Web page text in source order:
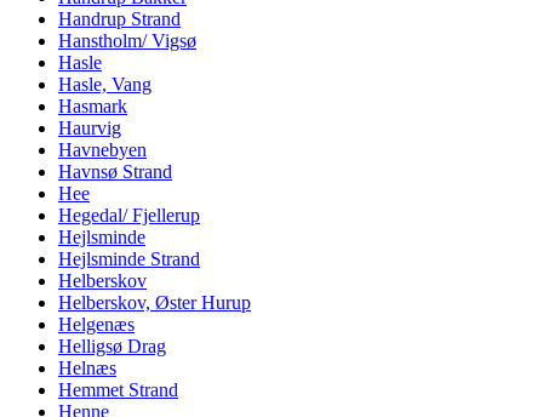
Handrup Strand
Hanstholm/ Vigsø
Hasle
Hasle, Vang
Hasmark
Haurvig
Havnebyen
Havnsø Strand
Hee
Hegedal/ Fjellerup
Hejlsminde
Hejlsminde Strand
Helberskov
Helberskov, Øster Hurup
Helgenæs
Helligsø Drag
Helnæs
Hemmet Strand
Henne